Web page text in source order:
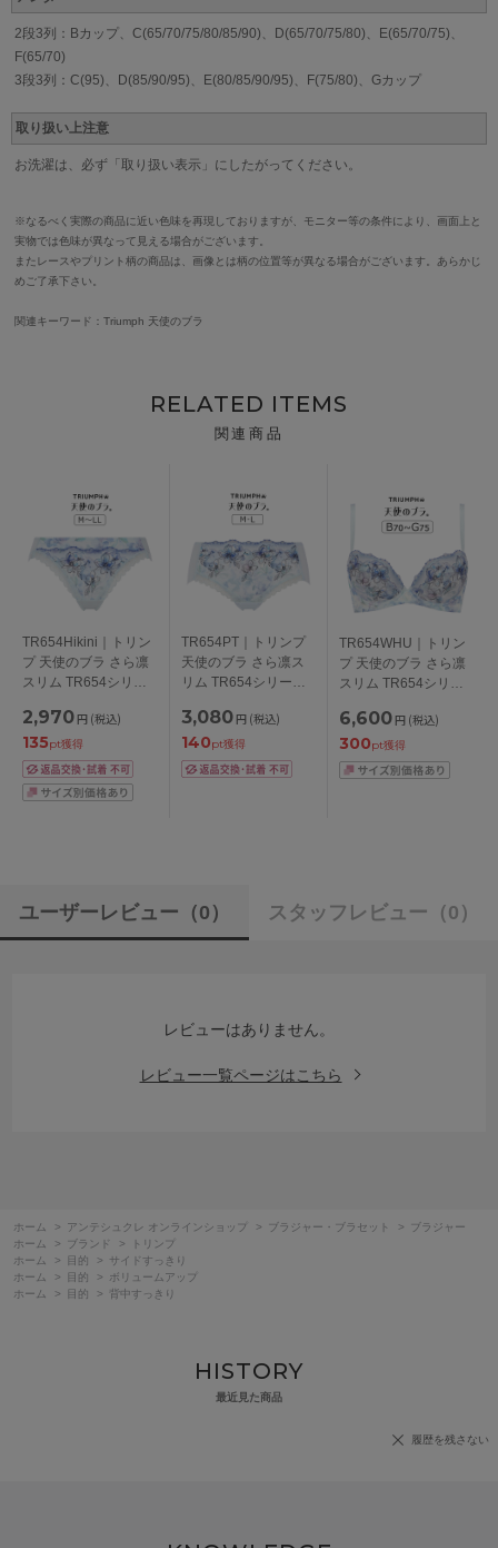
2段3列：Bカップ、C(65/70/75/80/85/90)、D(65/70/75/80)、E(65/70/75)、
F(65/70)
3段3列：C(95)、D(85/90/95)、E(80/85/90/95)、F(75/80)、Gカップ
取り扱い上注意
お洗濯は、必ず「取り扱い表示」にしたがってください。
※なるべく実際の商品に近い色味を再現しておりますが、モニター等の条件により、画面上と
実物では色味が異なって見える場合がございます。
またレースやプリント柄の商品は、画像とは柄の位置等が異なる場合がございます。あらかじ
めご了承下さい。
関連キーワード：Triumph 天使のブラ
RELATED ITEMS
関連商品
TR654Hikini｜トリン
プ 天使のブラ さら凛
スリム TR654シリー
ーツ M/L/LL
2,970 円 (税込)
135pt獲得
TR654PT｜トリンプ
天使のブラ さら凛ス
リム TR654シリーズ
ツ M/L
3,080 円 (税込)
140pt獲得
TR654WHU｜トリン
プ 天使のブラ さら凛
スリム TR654シリー
BCDEFGカップ アン
ダー
65/70/75/80/85/90/95c
m
6,600 円 (税込)
300pt獲得
ユーザーレビュー （0） スタッフレビュー （0）
レビューはありません。
レビュー一覧ページはこちら
ホーム > アンテシュクレ オンラインショップ > ブラジャー・ブラセット >
ブラジャー
ホーム
> ブランド >
トリンプ
ホーム
> 目的 >
サイドすっきり
ホーム
> 目的 >
ボリュームアップ
ホーム
> 目的 > 背中すっきり
HISTORY
最近見た商品
履歴を残さない